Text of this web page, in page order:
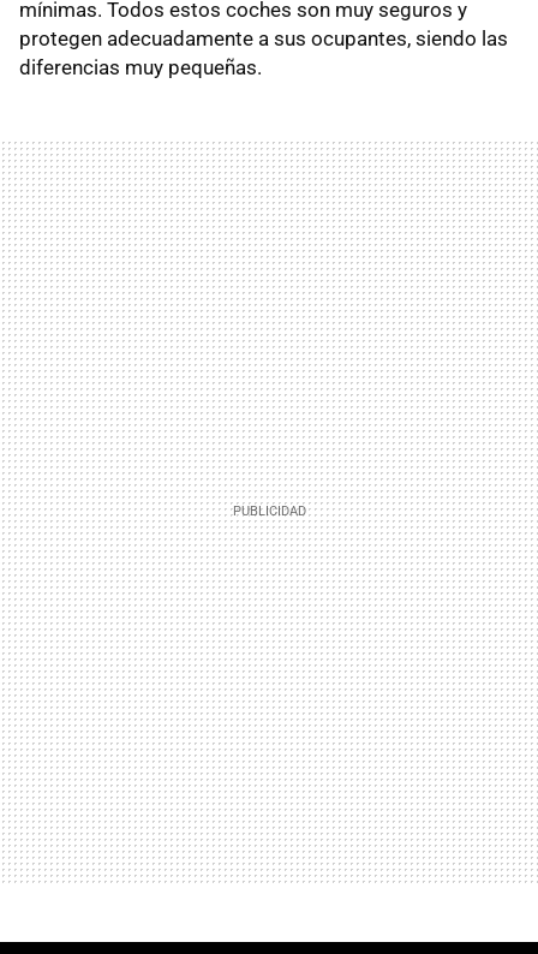
mínimas. Todos estos coches son muy seguros y
protegen adecuadamente a sus ocupantes, siendo las
diferencias muy pequeñas.